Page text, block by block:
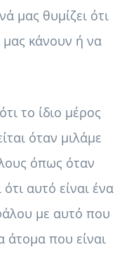
μας θυμίζει ότι
μας κάνουν ή να
ότι το ίδιο μέρος
όταν μιλάμε
όπως όταν
αυτό είναι ένα
με αυτό που
άτομα που είναι